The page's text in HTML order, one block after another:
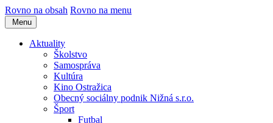
Rovno na obsah Rovno na menu
Menu
Aktuality
Školstvo
Samospráva
Kultúra
Kino Ostražica
Obecný sociálny podnik Nižná s.r.o.
Šport
Futbal